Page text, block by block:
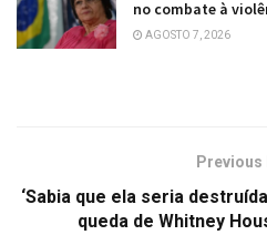
no combate à
AGOSTO 7, 2026
Previous
‘Sabia que ela seria
queda de Whitney